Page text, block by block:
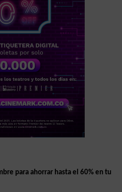
para ahorrar hasta el 60% en tu